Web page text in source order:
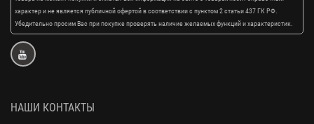
характер и не является публичной офертой в соответствии с пунктом 2 статьи 437 ГК РФ.
Убедительно просим Вас при покупке проверять наличие желаемых функций и характеристик.
НАШИ КОНТАКТЫ